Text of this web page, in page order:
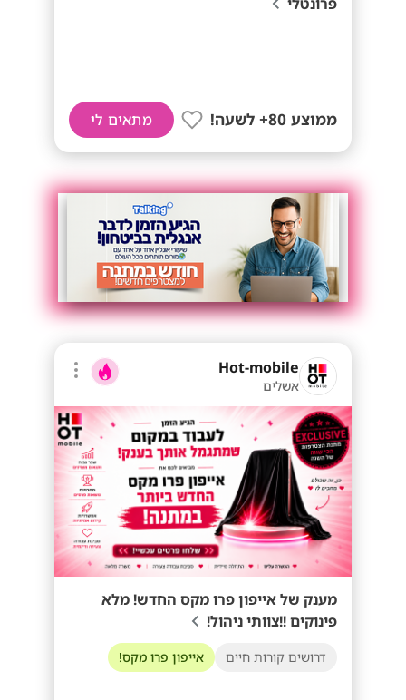
ממוצע 80+ לשעה! מתאים לי
Hot-mobile
אשלים
מענק של אייפון פרו מקס החדש! מלא
פינוקים !!צוותי ניהול!
דרושים קורות חיים אייפון פרו מקס!